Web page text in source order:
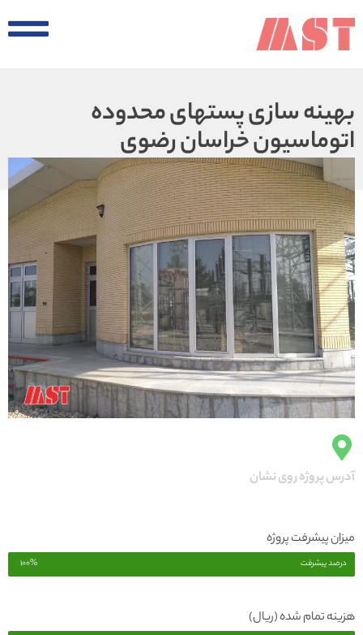
بهینه سازی پستهای محدوده
اتوماسیون خراسان رضوی
آدرس پروژه روی نشان
میزان پیشرفت پروژه
درصد پیشرفت 100%
هزینه تمام شده (ریال)